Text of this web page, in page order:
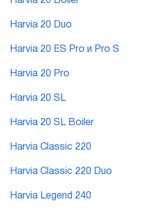
Harvia 20 Duo
Harvia 20 ES Pro и Pro S
Harvia 20 Pro
Harvia 20 SL
Harvia 20 SL Boiler
Harvia Classic 220
Harvia Classic 220 Duo
Harvia Legend 240